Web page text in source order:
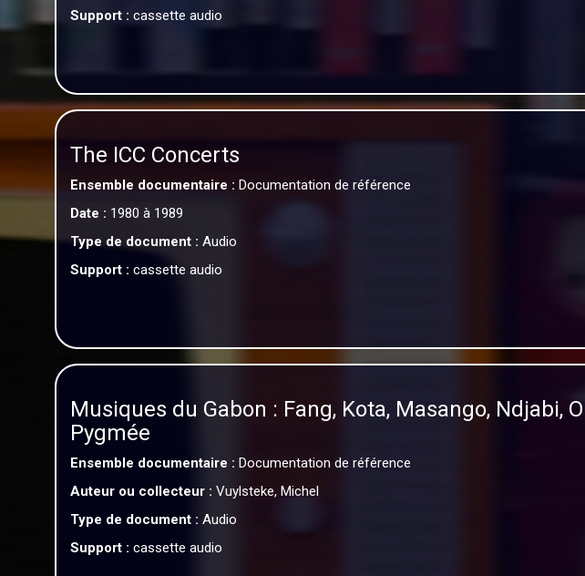
Support : cassette audio
The ICC Concerts
Ensemble documentaire : Documentation de référence
Date : 1980 à 1989
Type de document : Audio
Support : cassette audio
Musiques du Gabon : Fang, Kota, Masango, Ndjabi,
Pygmée
Ensemble documentaire : Documentation de référence
Auteur ou collecteur : Vuylsteke, Michel
Type de document : Audio
Support : cassette audio